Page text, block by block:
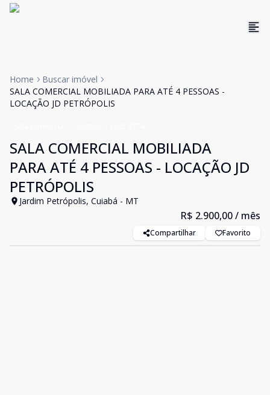
Home
Buscar imóvel
SALA COMERCIAL MOBILIADA PARA ATÉ 4 PESSOAS -
LOCAÇÃO JD PETRÓPOLIS
SALA COMERCIAL MOBILIADA
PARA ATÉ 4 PESSOAS - LOCAÇÃO JD
PETRÓPOLIS
Jardim Petrópolis, Cuiabá - MT
R$ 2.900,00/ mês
Compartilhar Favorito